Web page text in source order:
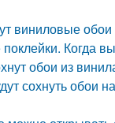
виниловые
Когда
обои из
сохнуть обои